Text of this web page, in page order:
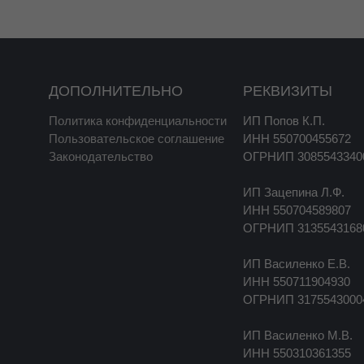
и удобство приема.
по цене 3.
без переплат!
необходимых нашему организму. Всего в эту группу
объеме) являются лишь три:
А кислоты ЭПК и ДГК содержатся в рыбьем жире.
ДОПОЛНИТЕЛЬНО
Политика конфиденциальности
Пользовательское соглашение
Законодательство
РЕКВИЗИТЫ
ИП Попов К.П.
ИНН 550700455672
ОГРНИП
ИП Зацепина Л.Ф.
ИНН 550704589807
ОГРНИП
ИП Василенко Е.В.
ИНН 550711904930
ОГРНИП
ИП Василенко М.В.
ИНН 550310361355